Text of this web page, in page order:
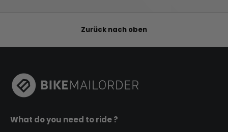
Zurück nach oben
What do you need to ride ?